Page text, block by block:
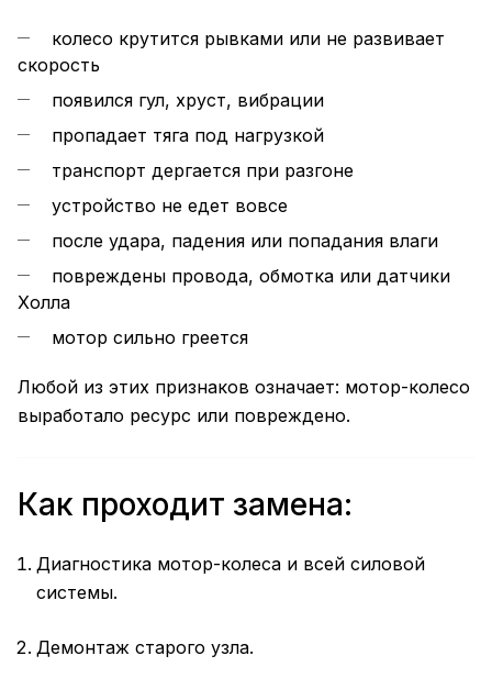
колесо крутится рывками или не развивает
скорость
появился гул, хруст, вибрации
пропадает тяга под нагрузкой
транспорт дергается при разгоне
устройство не едет вовсе
после удара, падения или попадания влаги
повреждены провода, обмотка или датчики
Холла
мотор сильно греется
Любой из этих признаков означает: мотор-колесо
выработало ресурс или повреждено.
Как проходит замена:
Диагностика мотор-колеса и всей силовой
системы.
Демонтаж старого узла.